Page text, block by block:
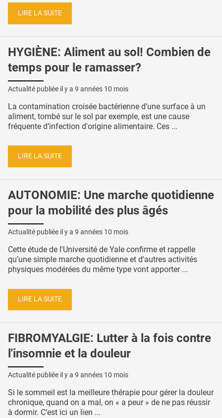
LIRE LA SUITE
HYGIÈNE: Aliment au sol! Combien de
temps pour le ramasser?
Actualité publiée il y a 9 années 10 mois
La contamination croisée bactérienne d’une surface à un
aliment, tombé sur le sol par exemple, est une cause
fréquente d’infection d'origine alimentaire. Ces ...
LIRE LA SUITE
AUTONOMIE: Une marche quotidienne
pour la mobilité des plus âgés
Actualité publiée il y a 9 années 10 mois
Cette étude de l'Université de Yale confirme et rappelle
qu’une simple marche quotidienne et d'autres activités
physiques modérées du même type vont apporter ...
LIRE LA SUITE
FIBROMYALGIE: Lutter à la fois contre
l'insomnie et la douleur
Actualité publiée il y a 9 années 10 mois
Si le sommeil est la meilleure thérapie pour gérer la douleur
chronique, quand on a mal, on « a peur » de ne pas réussir
à dormir. C’est ici un lien ...